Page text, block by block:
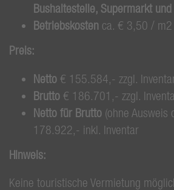
Bushaltestelle, Supermarkt
Betriebskosten ca. € 3,50 / m2
Preis:
Netto € 155.584,- zzgl.
Brutto € 186.701,- zzgl.
Netto für Brutto (ohne Ausweis
178.922,- inkl. Inventar
Hinweis:
Keine touristische Vermietung